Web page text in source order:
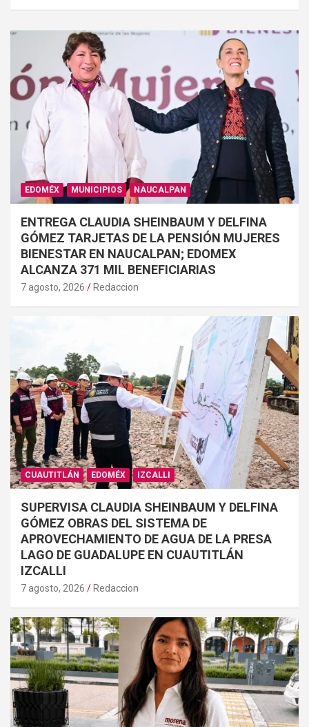
EDOMÉX MUNICIPIOS NAUCALPAN
ENTREGA CLAUDIA SHEINBAUM Y DELFINA
GÓMEZ TARJETAS DE LA PENSIÓN MUJERES
BIENESTAR EN NAUCALPAN; EDOMEX
ALCANZA 371 MIL BENEFICIARIAS
7 agosto, 2026 Redaccion
CUAUTITLÁN EDOMÉX IZCALLI
SUPERVISA CLAUDIA SHEINBAUM Y DELFINA
GÓMEZ OBRAS DEL SISTEMA DE
APROVECHAMIENTO DE AGUA DE LA PRESA
LAGO DE GUADALUPE EN CUAUTITLÁN
IZCALLI
7 agosto, 2026 Redaccion